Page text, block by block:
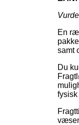
En
samt
Du